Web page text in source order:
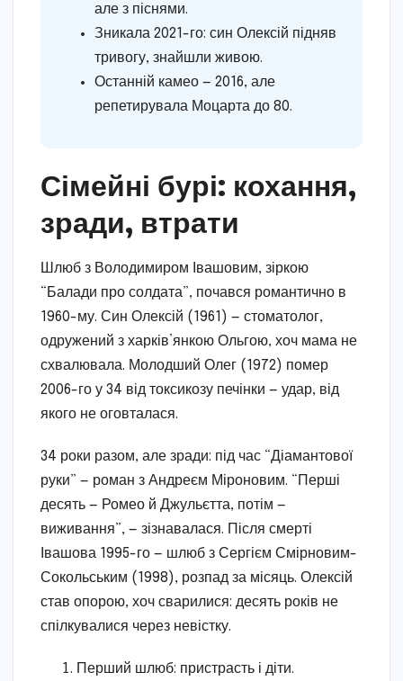
але з піснями.
Зникала 2021-го: син Олексій підняв
тривогу, знайшли живою.
Останній камео — 2016, але
репетирувала Моцарта до 80.
Сімейні бурі: кохання,
зради, втрати
Шлюб з Володимиром Івашовим, зіркою
“Балади про солдата”, почався романтично в
1960-му. Син Олексій (1961) — стоматолог,
одружений з харків’янкою Ольгою, хоч мама не
схвалювала. Молодший Олег (1972) помер
2006-го у 34 від токсикозу печінки — удар, від
якого не оговталася.
34 роки разом, але зради: під час “Діамантової
руки” — роман з Андреєм Міроновим. “Перші
десять — Ромео й Джульєтта, потім —
виживання”, — зізнавалася. Після смерті
Івашова 1995-го — шлюб з Сергієм Смірновим-
Сокольським (1998), розпад за місяць. Олексій
став опорою, хоч сварилися: десять років не
спілкувалися через невістку.
Перший шлюб: пристрасть і діти.